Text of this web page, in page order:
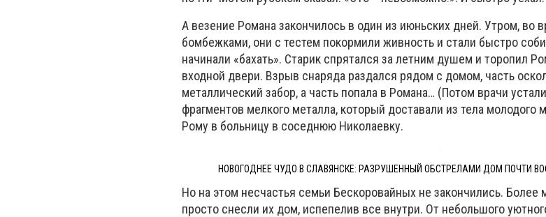
А везение Романа закончилось в один из июньских дней. Утром, во
бомбежками, они с тестем покормили живность и стали быстро
начинали «бахать». Старик спрятался за летним душем и торопил
входной двери. Взрыв снаряда раздался рядом с домом, часть
металлический забор, а часть попала в Романа… (Потом врачи
фрагментов мелкого металла, который доставали из тела молодого
Рому в больницу в соседнюю Николаевку.
НОВОГОДНЕЕ ЧУДО В СЛАВЯНСКЕ: РАЗРУШЕННЫЙ ОБСТРЕЛАМИ ДОМ ПОЧТИ
Но на этом несчастья семьи Бескоровайных не закончились.
просто снесли их дом, испепелив все внутри. От небольшого